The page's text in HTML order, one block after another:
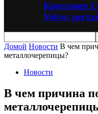
Кроссовер
Volvo:
Домой Новости В чем
металлочерепицы?
Новости
В чем причина